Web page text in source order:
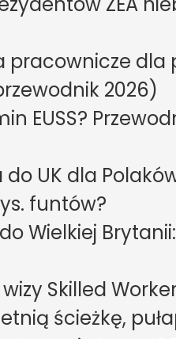
pracownicze dla
2026)
EUSS?
UK dla
funtów?
Wielkiej
Skilled
ścieżkę,